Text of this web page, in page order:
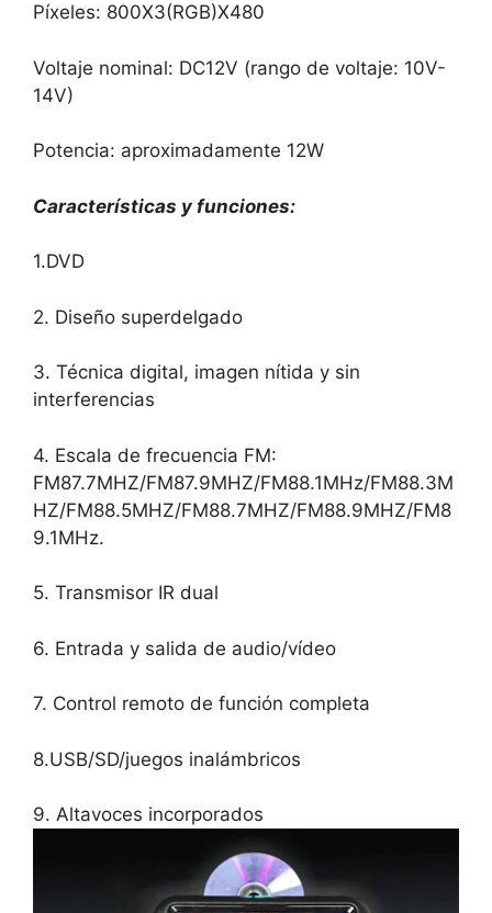
Píxeles: 800X3(RGB)X480
Voltaje nominal: DC12V (rango de voltaje: 10V-
14V)
Potencia: aproximadamente 12W
Características y funciones:
1.DVD
2. Diseño superdelgado
3. Técnica digital, imagen nítida y sin
interferencias
4. Escala de frecuencia FM:
FM87.7MHZ/FM87.9MHZ/FM88.1MHz/FM88.3M
HZ/FM88.5MHZ/FM88.7MHZ/FM88.9MHZ/FM8
9.1MHz.
5. Transmisor IR dual
6. Entrada y salida de audio/vídeo
7. Control remoto de función completa
8.USB/SD/juegos inalámbricos
9. Altavoces incorporados